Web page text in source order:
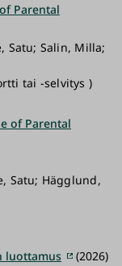
Parental
Satu; Salin, Milla;
tai -selvitys )
of Parental
Satu; Hägglund,
luottamus
(2026)